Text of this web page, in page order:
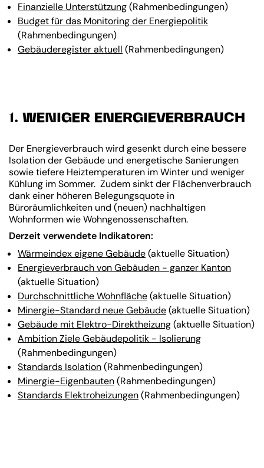
Finanzielle Unterstützung(Rahmenbedingungen)
Budget für das Monitoring der Energiepolitik
(Rahmenbedingungen)
Gebäuderegister aktuell (Rahmenbedingungen)
1. WENIGER ENERGIEVERBRAUCH
Der Energieverbrauch wird gesenkt durch eine bessere
Isolation der Gebäude und energetische Sanierungen
sowie tiefere Heiztemperaturen im Winter und weniger
Kühlung im Sommer. Zudem sinkt der Flächenverbrauch
dank einer höheren Belegungsquote in
Büroräumlichkeiten und (neuen) nachhaltigen
Wohnformen wie Wohngenossenschaften.
Derzeit verwendete Indikatoren:
Wärmeindex eigene Gebäude(aktuelle Situation)
Energieverbrauch von Gebäuden - ganzer Kanton
(aktuelle Situation)
Durchschnittliche Wohnfläche(aktuelle Situation)
Minergie-Standard neue Gebäude(aktuelle Situation)
Gebäude mit Elektro-Direktheizung(aktuelle Situation)
Ambition Ziele Gebäudepolitik - Isolierung
(Rahmenbedingungen)
Standards Isolation(Rahmenbedingungen)
Minergie-Eigenbauten(Rahmenbedingungen)
Standards Elektroheizungen(Rahmenbedingungen)